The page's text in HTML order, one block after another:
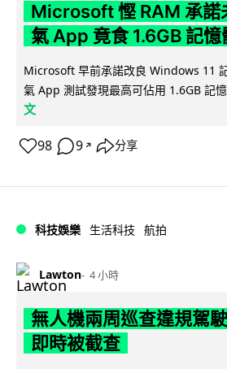
Microsoft 慳 RAM 承諾
氣 App 竟食 1.6GB 記憶
Microsoft 早前承諾改良 Windows 11
氣 App 測試發現最高可佔用 1.6GB 記
文
98 9 ↗ 分享
科技娛樂 生活科技 航拍
Lawton 4 小時
無人機兩周巡查違規駕
即時被截查